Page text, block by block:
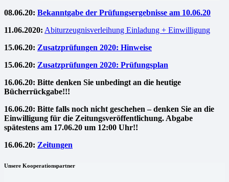
08.06.20: Bekanntgabe der Prüfungsergebnisse am 10.06.20
11.06.2020: Abiturzeugnisverleihung Einladung + Einwilligung
15.06.20: Zusatzprüfungen 2020: Hinweise
15.06.20: Zusatzprüfungen 2020: Prüfungsplan
16.06.20: Bitte denken Sie unbedingt an die heutige
Bücherrückgabe!!!
16.06.20: Bitte falls noch nicht geschehen – denken Sie an die
Einwilligung für die Zeitungsveröffentlichung. Abgabe
spätestens am 17.06.20 um 12:00 Uhr!!
16.06.20: Zeitungen
Unsere Kooperationspartner